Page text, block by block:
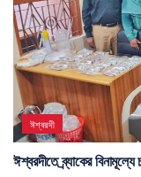
ঈশ্বরদী
ঈশ্বরদীতে ব্র্যাকের বিনামূল্যে